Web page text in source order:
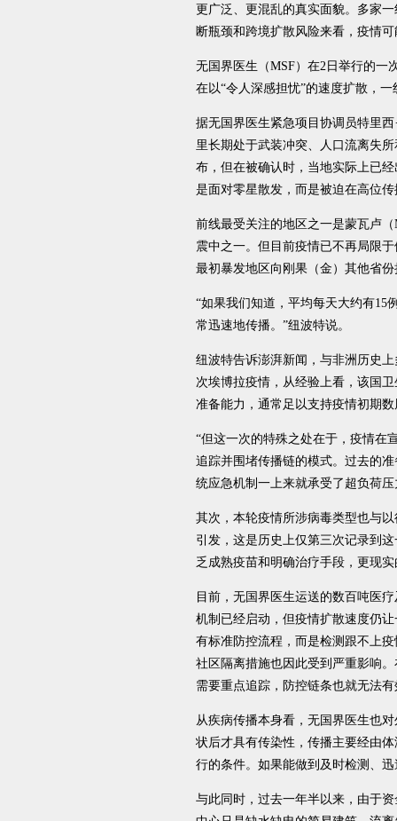
更广泛、更混乱的真实面貌。多家
断瓶颈和跨境扩散风险来看，疫情
无国界医生（MSF）在2日举行的一
在以“令人深感担忧”的速度扩散，
据无国界医生紧急项目协调员特里
里长期处于武装冲突、人口流离失
布，但在被确认时，当地实际上已
是面对零星散发，而是被迫在高位
前线最受关注的地区之一是蒙瓦卢
震中之一。但目前疫情已不再局限
最初暴发地区向刚果（金）其他省
“如果我们知道，平均每天大约有15
常迅速地传播。”纽波特说。
纽波特告诉澎湃新闻，与非洲历史
次埃博拉疫情，从经验上看，该国
准备能力，通常足以支持疫情初期
“但这一次的特殊之处在于，疫情在
追踪并围堵传播链的模式。过去的
统应急机制一上来就承受了超负荷
其次，本轮疫情所涉病毒类型也与
引发，这是历史上仅第三次记录到
乏成熟疫苗和明确治疗手段，更现
目前，无国界医生运送的数百吨医
机制已经启动，但疫情扩散速度仍
有标准防控流程，而是检测跟不上
社区隔离措施也因此受到严重影响
需要重点追踪，防控链条也就无法
从疾病传播本身看，无国界医生也
状后才具有传染性，传播主要经由
行的条件。如果能做到及时检测、
与此同时，过去一年半以来，由于